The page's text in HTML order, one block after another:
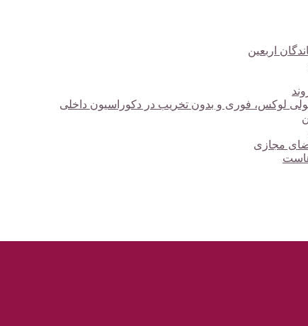
لوکس، فوری و بدون تخریب در دکوراسیون داخلی
مجازی